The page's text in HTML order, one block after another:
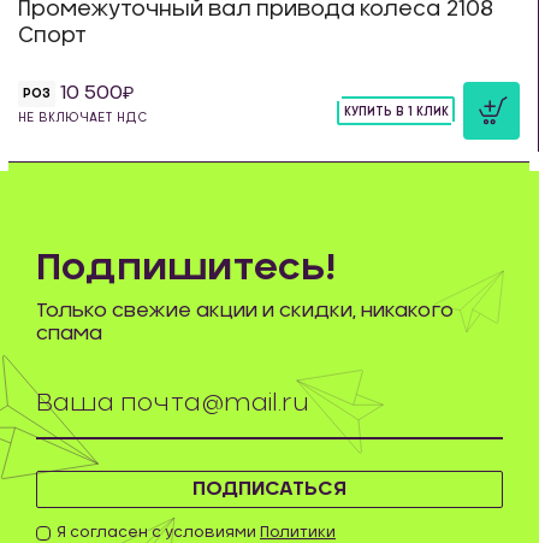
Промежуточный вал привода колеса 2108
Спорт
РОЗ 10 500
НЕ ВКЛЮЧАЕТ НДС
КУПИТЬ В 1 КЛИК
ПОДПИСАТЬСЯ
Я согласен с условиями Политики
Подпишитесь!
Только свежие акции и скидки, никакого
спама